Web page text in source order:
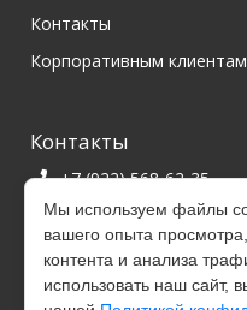
Контакты
Корпоративным клиентам
Контакты
+7 (922) 568-62-35
Мы в Instagram
г. Курган, ул. Ленина,
Ежедневно с 10.00 до
Мы используем файлы
вашего опыта
контента и анализа
использовать наш сайт,